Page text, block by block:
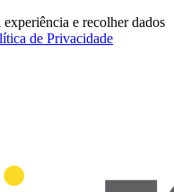
e recolher dados
de Privacidade